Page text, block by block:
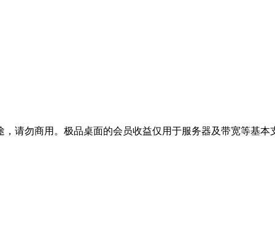
请勿商用。极品桌面的会员收益仅用于服务器及带宽等基